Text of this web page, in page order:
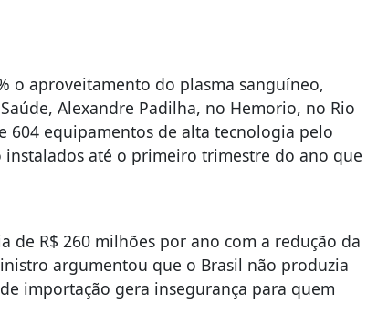
o aproveitamento do plasma sanguíneo,
Alexandre Padilha, no Hemorio, no Rio
604 equipamentos de alta tecnologia pelo
instalados até o primeiro trimestre do ano que
de R$ 260 milhões por ano com a redução da
argumentou que o Brasil não produzia
importação gera insegurança para quem